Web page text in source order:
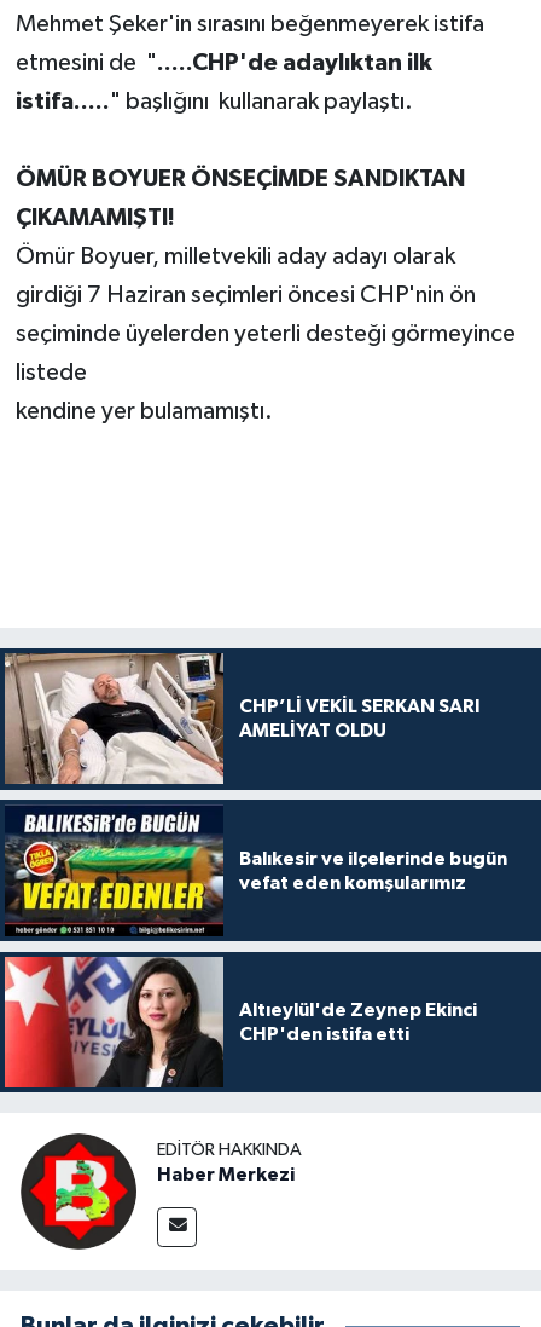
Mehmet Şeker'in sırasını beğenmeyerek istifa
etmesini de ".....CHP'de adaylıktan ilk
istifa....." başlığını kullanarak paylaştı.
ÖMÜR BOYUER ÖNSEÇİMDE SANDIKTAN
ÇIKAMAMIŞTI!
Ömür Boyuer, milletvekili aday adayı olarak
girdiği 7 Haziran seçimleri öncesi CHP'nin ön
seçiminde üyelerden yeterli desteği görmeyince
listede
kendine yer bulamamıştı.
CHP’Lİ VEKİL SERKAN SARI
AMELİYAT OLDU
Balıkesir ve ilçelerinde bugün
vefat eden komşularımız
Altıeylül'de Zeynep Ekinci
CHP'den istifa etti
EDITÖR HAKKINDA
Haber Merkezi